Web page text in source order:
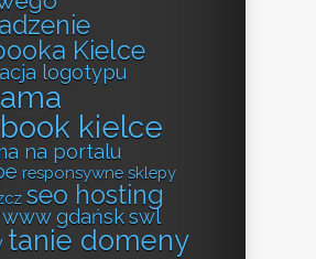
Kielce
logotypu
kielce
na portalu
responsywne sklepy
seo hosting
gdańskswl
tanie domeny